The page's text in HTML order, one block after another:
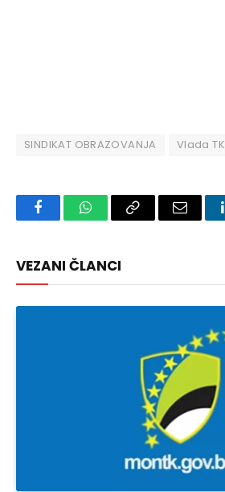
SINDIKAT OBRAZOVANJA Vlada TK
FacebookWhatsAppCopy
Email
VEZANI ČLANCI